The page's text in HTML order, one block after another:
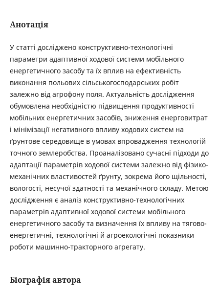
Анотація
У статті досліджено конструктивно-технологічні
параметри адаптивної ходової системи мобільного
енергетичного засобу та їх вплив на ефективність
виконання польових сільськогосподарських робіт
залежно від агрофону поля. Актуальність дослідження
обумовлена необхідністю підвищення продуктивності
мобільних енергетичних засобів, зниження енерговитрат
і мінімізації негативного впливу ходових систем на
ґрунтове середовище в умовах впровадження технологій
точного землеробства. Проаналізовано сучасні підходи до
адаптації параметрів ходової системи залежно від фізико-
механічних властивостей ґрунту, зокрема його щільності,
вологості, несучої здатності та механічного складу. Метою
дослідження є аналіз конструктивно-технологічних
параметрів адаптивної ходової системи мобільного
енергетичного засобу та визначення їх впливу на тягово-
енергетичні, технологічні й агроекологічні показники
роботи машинно-тракторного агрегату.
Біографія автора